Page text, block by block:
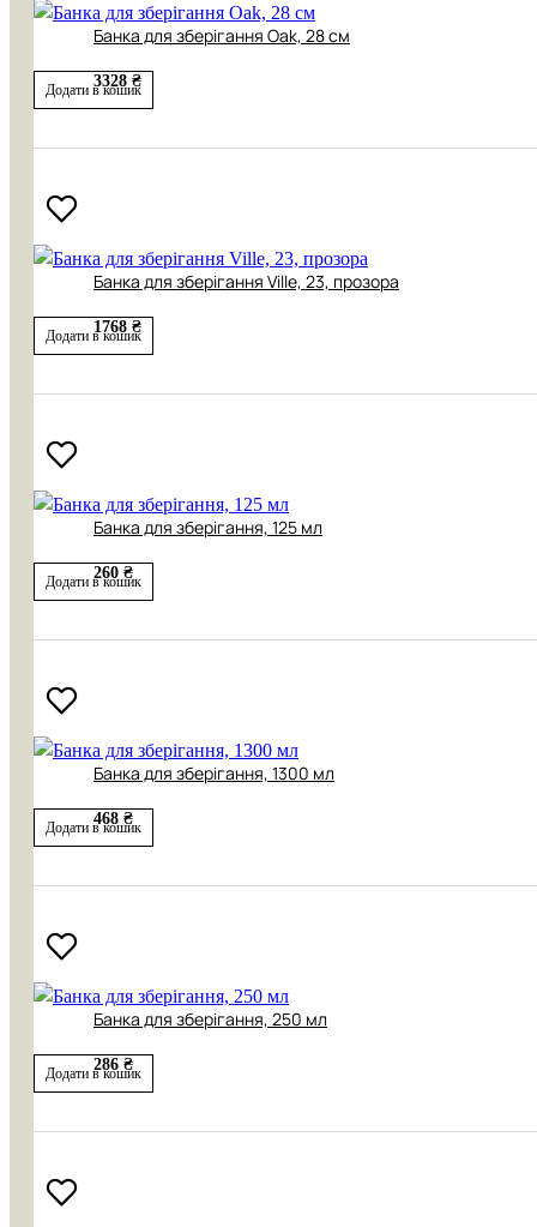
Банка для зберігання Oak, 28 см
3328 ₴
Додати в кошик
Банка для зберігання Ville, 23, прозора
1768 ₴
Додати в кошик
Банка для зберігання, 125 мл
260 ₴
Додати в кошик
Банка для зберігання, 1300 мл
468 ₴
Додати в кошик
Банка для зберігання, 250 мл
286 ₴
Додати в кошик